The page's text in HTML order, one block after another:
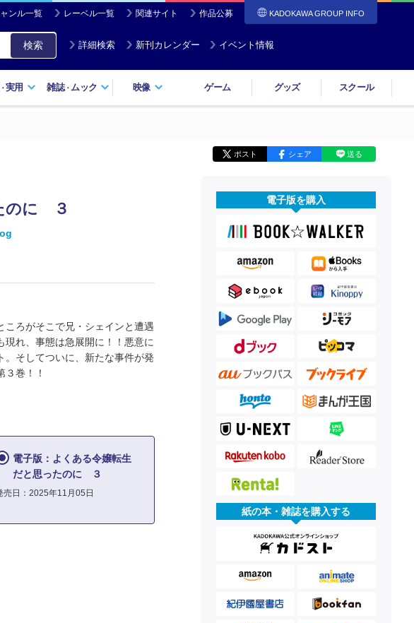
ンル一覧 レーベル一覧 関連サイト 作品公募 KADOKAWA GROUP INFO
検索 詳細検索 新刊カレンダー イベント情報
実用 雑誌・ ムック 映像 ゲーム グッズ スクール
ポスト シェア 送る
のに ３
ころがそこで兄・シェインと遭遇
れ、事態は急展開に！！悪意に
そしてついに、新たな事件が発
巻！！
電子版：よくある令嬢転生
だと思ったのに ３
売日：2025年11月05日
電子版を購入
紙の本・雑誌を購入する